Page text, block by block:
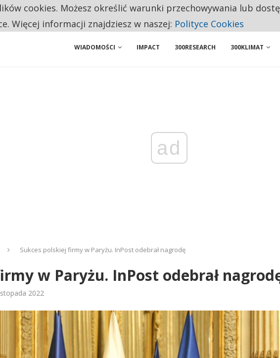
W EUROPEJSKI PRZEMYSŁ. NA LIŚCIE SĄ DWA PODMIOTY Z POLSKI
WIADOMOŚCI IMPACT 300RESEARCH 300KLIMAT
ad
Sukces polskiej firmy w Paryżu. InPost odebrał nagrodę
w Paryżu. InPost odebrał
2022
cookies. Możesz określić warunki przechowywania lub
Więcej informacji znajdziesz w naszej: Polityce Cookies